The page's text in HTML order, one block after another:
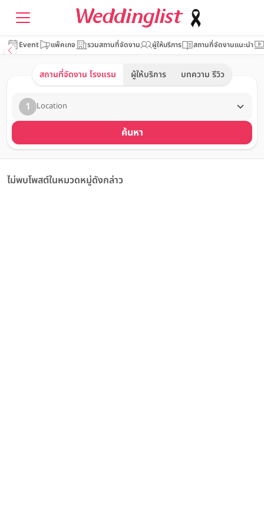
Event แพ็คเกจ รวมสถานที่จัดงาน ผู้ให้บริการ สถานที่จัดงานแนะนำ
สถานที่จัดงาน โรงแรม ผู้ให้บริการ บทความ รีวิว
1 Location
ค้นหา
ไม่พบโพสต์ในหมวดหมู่ดังกล่าว